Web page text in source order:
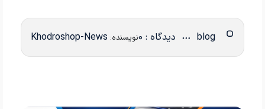
دیدگاه : 0 نویسنده: Khodroshop-News